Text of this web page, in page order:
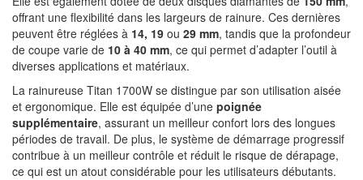
offrant une flexibilité dans les largeurs de rainure. Ces dernières
peuvent être réglées à 14, 19 ou 29 mm, tandis que la profondeur
de coupe varie de 10 à 40 mm, ce qui permet d’adapter l’outil à
diverses applications et matériaux.
La rainureuse Titan 1700W se distingue par son utilisation aisée
et ergonomique. Elle est équipée d’une poignée
supplémentaire, assurant un meilleur confort lors des longues
périodes de travail. De plus, le système de démarrage progressif
contribue à un meilleur contrôle et réduit le risque de dérapage,
ce qui est un atout considérable pour les utilisateurs débutants.